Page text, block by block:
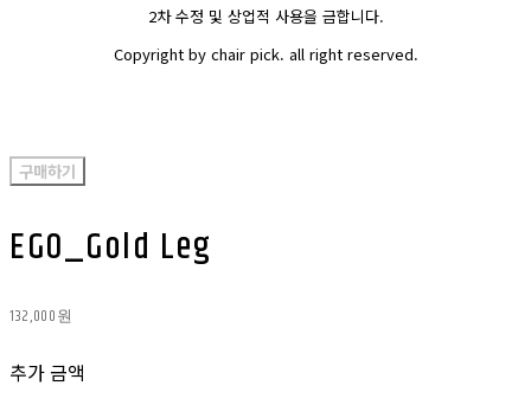
2차 수정 및 상업적 사용을 금합니다.
Copyright by chair pick. all right reserved.
구매하기
EGO_Gold Leg
132,000원
추가 금액